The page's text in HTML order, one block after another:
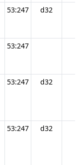
53:247 d32
53:247
53:247 d32
53:247 d32